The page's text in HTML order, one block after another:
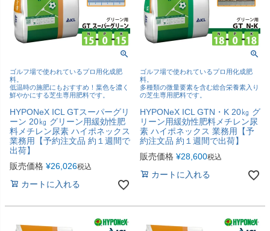
ゴルフ場で使われているプロ用化成肥
料。
低温時の施肥にもおすすめ！葉色を濃く
鮮やかにする芝生専用肥料です。
HYPONeX ICL GTスーパーグリ
ーン 20㎏ グリーン用緩効性肥
料メチレン尿素 ハイポネックス
業務用【予約注文品 約１週間で
出荷】
販売価格 ¥26,026税込
カートに入れる
ゴルフ場で使われているプロ用化成肥
料。
多種類の微量要素を含む総合栄養素入り
の芝生専用肥料です。
HYPONeX ICL GTN・K 20㎏ グ
リーン用緩効性肥料メチレン尿
素 ハイポネックス 業務用【予
約注文品 約１週間で出荷】
販売価格 ¥28,600税込
カートに入れる